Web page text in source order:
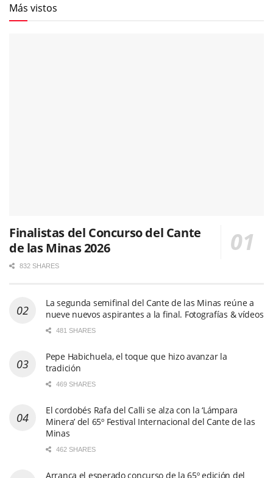
Más vistos
Finalistas del Concurso del Cante
de las Minas 2026
832 SHARES
La segunda semifinal del Cante de las Minas reúne a
nueve nuevos aspirantes a la final. Fotografías & vídeos
481 SHARES
Pepe Habichuela, el toque que hizo avanzar la
tradición
469 SHARES
El cordobés Rafa del Calli se alza con la ‘Lámpara
Minera’ del 65º Festival Internacional del Cante de las
Minas
462 SHARES
Arranca el esperado concurso de la 65º edición del